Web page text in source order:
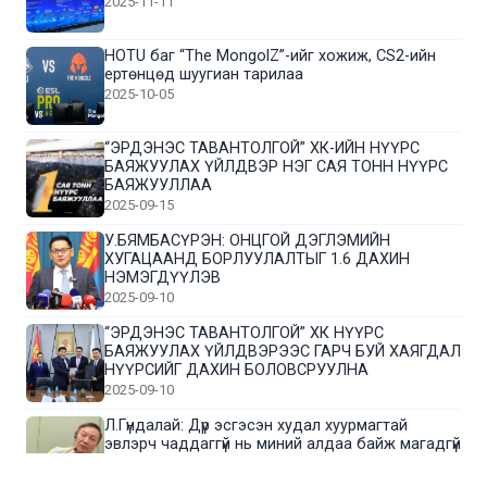
HOTU баг “The MongolZ”-ийг хожиж, CS2-ийн
ертөнцөд шуугиан тарилаа
2025-10-05
“ЭРДЭНЭС ТАВАНТОЛГОЙ” ХК-ИЙН НҮҮРС
БАЯЖУУЛАХ ҮЙЛДВЭР НЭГ САЯ ТОНН НҮҮРС
БАЯЖУУЛЛАА
2025-09-15
У.БЯМБАСҮРЭН: ОНЦГОЙ ДЭГЛЭМИЙН
ХУГАЦААНД БОРЛУУЛАЛТЫГ 1.6 ДАХИН
НЭМЭГДҮҮЛЭВ
2025-09-10
“ЭРДЭНЭС ТАВАНТОЛГОЙ” ХК НҮҮРС
БАЯЖУУЛАХ ҮЙЛДВЭРЭЭС ГАРЧ БУЙ ХАЯГДАЛ
НҮҮРСИЙГ ДАХИН БОЛОВСРУУЛНА
2025-09-10
Л.Гүндалай: Дүр эсгэсэн худал хуурмагтай
эвлэрч чаддаггүй нь миний алдаа байж магадгүй